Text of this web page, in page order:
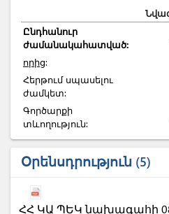
Ընդհանուր
ժամանակահատված:
որից:
Հերթում սպասելու
ժամկետ:
Գործարքի
տևողություն:
Օրենսդրություն 5
ՀՀ ԿԱ ՊԵԿ նախագահի